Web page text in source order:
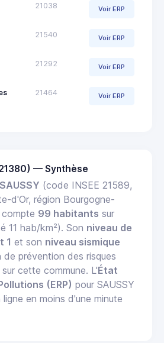
21038 Voir ERP
21540 Voir ERP
21292 Voir ERP
21464 Voir ERP
— Synthèse
SAUSSY (code INSEE 21589,
d'Or, région Bourgogne-
99 habitants sur
11 hab/km²). Son niveau de
1 et son niveau sismique
de prévention des risques
cette commune. L'État
(ERP) pour SAUSSY
en moins d'une minute